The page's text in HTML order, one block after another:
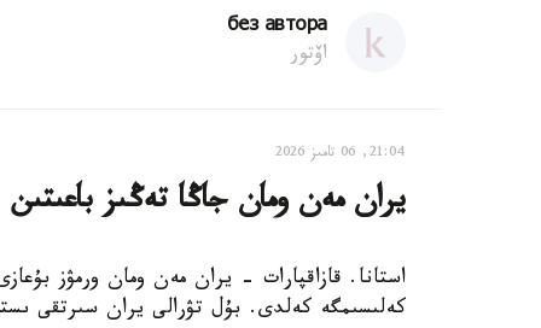
без автора
اۆتور
21:04, 06 تامىز 2026
يران مەن ومان جاڭا تەڭىز
استانا. قازاقپارات - يران مەن ومان ورمۋز
كەلىسىمگە كەلدى. بۇل تۋرالى يران سىرتقى